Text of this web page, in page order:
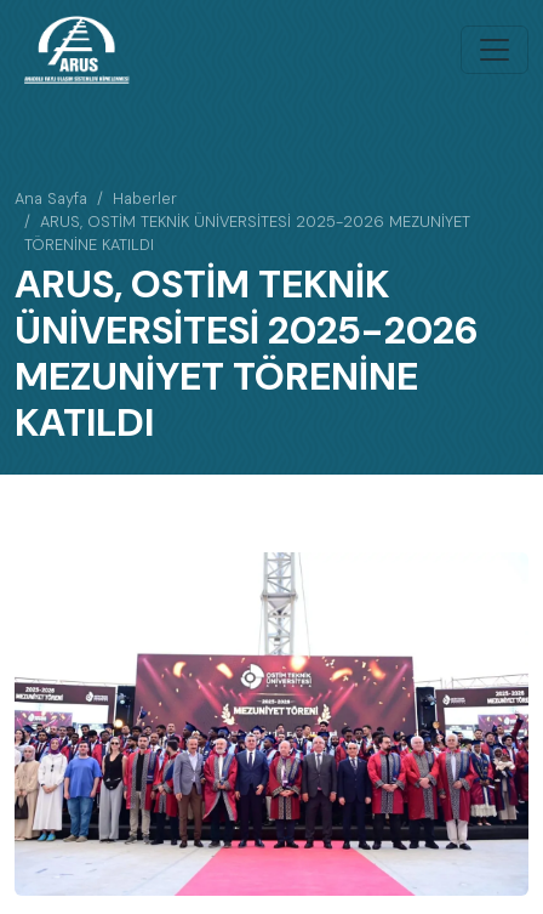
Ana Sayfa
Haberler
ARUS, OSTİM TEKNİK ÜNİVERSİTESİ 2025-2026 MEZUNİYET
TÖRENİNE KATILDI
ARUS, OSTİM TEKNİK
ÜNİVERSİTESİ 2025-2026
MEZUNİYET TÖRENİNE
KATILDI